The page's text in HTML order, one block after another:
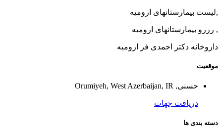
,لیست بیمارستانهای ارومیه
, رزرو بیمارستانهای ارومیه
داروخانه دکتر احمدی فر ارومیه
موقعیت
حسنی, Orumiyeh, West Azerbaijan, IR
دریافت جهات
دسته بندی ها